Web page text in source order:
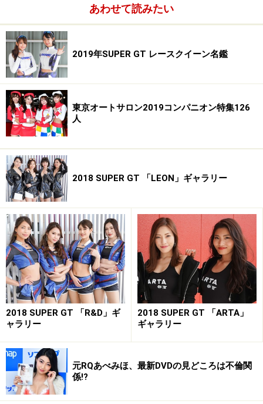
・ブログ／http://ameblo.jp/pbryo/
吉浦遥／WedsSport Racing Gals
■吉浦遥(よしうら はるか)
・誕生日／1988年12月5日
・サイズ／T170 B87 W59 H88
・出身地／大分県
・魅力点／
・愛称／はるたん、はるか
・趣味／ショッピング、ヨガ、温泉めぐり
・特技／歌うこと、料理、暗記
・ブログ／http://ameblo.jp/yoshiura-haruka/
----------------------------------------------------------
※著作権は撮影者・矢沢隆則及びオールアバウトに帰属
します。
※画像の肖像権は各モデルさん及び、所属事務所に帰属
※画像の無断使用及び直リンクは営利・非営利を問わず
禁止します。
All About 著作権/商標/免責事項
あわせて読みたい
2019年SUPER GT レースクイーン名鑑
東京オートサロン2019コンパニオン特集126
人
2018 SUPER GT 「LEON」ギャラリー
2018 SUPER GT 「R&D」ギ
ャラリー
2018 SUPER GT 「ARTA」
ギャラリー
元RQあべみほ、最新DVDの見どころは不倫関
係!?